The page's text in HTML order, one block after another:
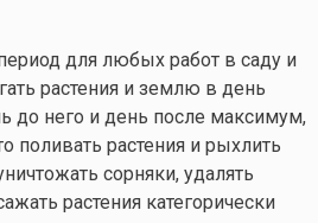
для любых работ в саду и
растения и землю в день
до него и день после максимум,
поливать растения и рыхлить
сорняки, удалять
растения категорически